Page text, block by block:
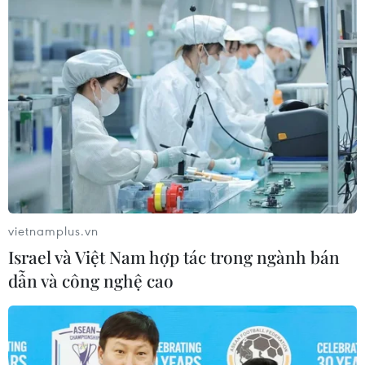
#Đô đốc Jonathan Greenert
#Châu Á-Thái Bình Dương
#Hợp tác quân sự
#Chiến hạm
#Biển Đông
#Trung Quốc
#Các nước láng giềng
#Căng thẳng ở Biển Đông
Mỹ
Theo dõi VietnamPlus
TIN LIÊN QUAN
vietnamplus.vn
Israel và Việt Nam hợp tác trong ngành bán
dẫn và công nghệ cao